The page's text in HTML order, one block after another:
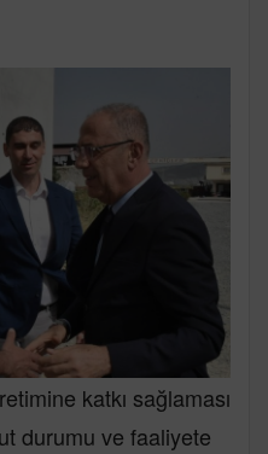
katkı sağlaması
durumu ve faaliyete